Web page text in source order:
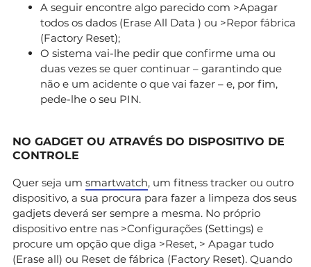
A seguir encontre algo parecido com >Apagar
todos os dados (Erase All Data ) ou >Repor fábrica
(Factory Reset);
O sistema vai-lhe pedir que confirme uma ou
duas vezes se quer continuar – garantindo que
não e um acidente o que vai fazer – e, por fim,
pede-lhe o seu PIN.
NO GADGET OU ATRAVÉS DO DISPOSITIVO DE
CONTROLE
Quer seja um smartwatch, um fitness tracker ou outro
dispositivo, a sua procura para fazer a limpeza dos seus
gadjets deverá ser sempre a mesma. No próprio
dispositivo entre nas >Configurações (Settings) e
procure um opção que diga >Reset, > Apagar tudo
(Erase all) ou Reset de fábrica (Factory Reset). Quando